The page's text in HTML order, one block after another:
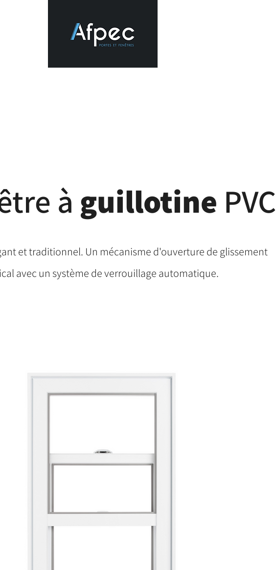
à guillotine PVC
et traditionnel. Un mécanisme d'ouverture de glissement
avec un système de verrouillage automatique.